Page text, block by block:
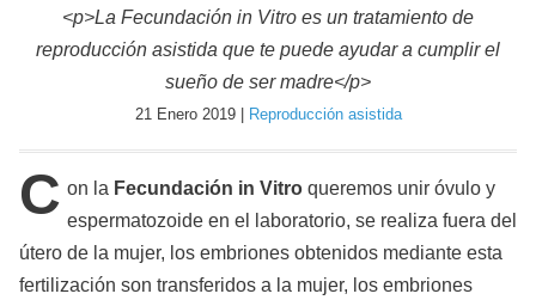
<p>La Fecundación in Vitro es un tratamiento de
reproducción asistida que te puede ayudar a cumplir el
sueño de ser madre</p>
21 Enero 2019 | Reproducción asistida
C on la Fecundación in Vitroqueremos unir óvulo y
espermatozoide en el laboratorio, se realiza fuera del
útero de la mujer, los embriones obtenidos mediante esta
fertilización son transferidos a la mujer, los embriones